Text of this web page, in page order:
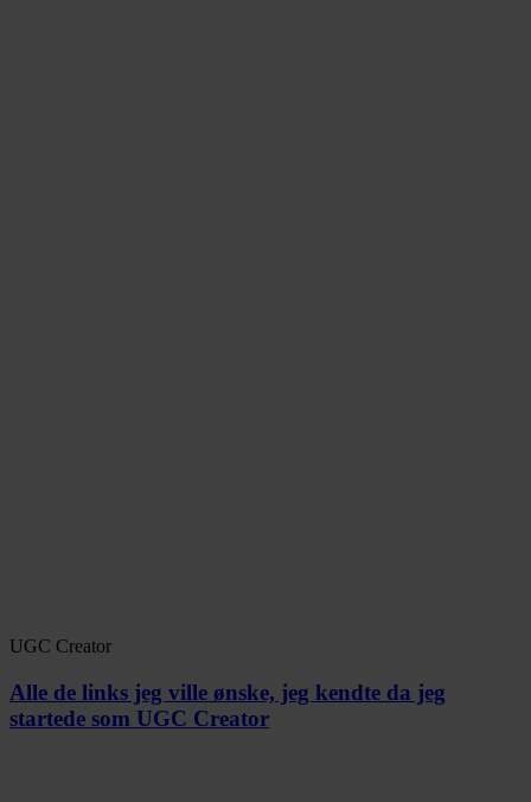
UGC Creator
Alle de links jeg ville ønske, jeg kendte da jeg
startede som UGC Creator